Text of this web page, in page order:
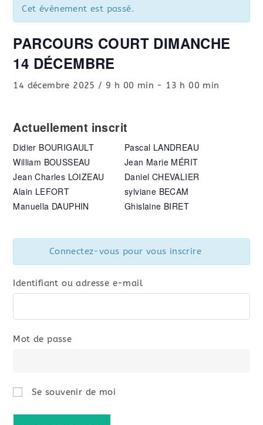
Cet évènement est passé.
PARCOURS COURT DIMANCHE
14 DÉCEMBRE
14 décembre 2025 / 9 h 00 min - 13 h 00 min
Actuellement inscrit
Didier BOURIGAULT
William BOUSSEAU
Jean Charles LOIZEAU
Alain LEFORT
Manuella DAUPHIN
Pascal LANDREAU
Jean Marie MÉRIT
Daniel CHEVALIER
sylviane BECAM
Ghislaine BIRET
Connectez-vous pour vous inscrire
Identifiant ou adresse e-mail
Mot de passe
Se souvenir de moi